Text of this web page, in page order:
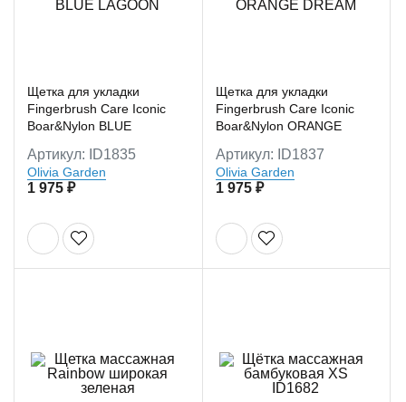
Щетка для укладки
Fingerbrush Care Iconic
Boar&Nylon BLUE
Артикул: ID1835
Olivia Garden
1 975 ₽
Щетка для укладки
Fingerbrush Care Iconic
Boar&Nylon ORANGE
Артикул: ID1837
Olivia Garden
1 975 ₽